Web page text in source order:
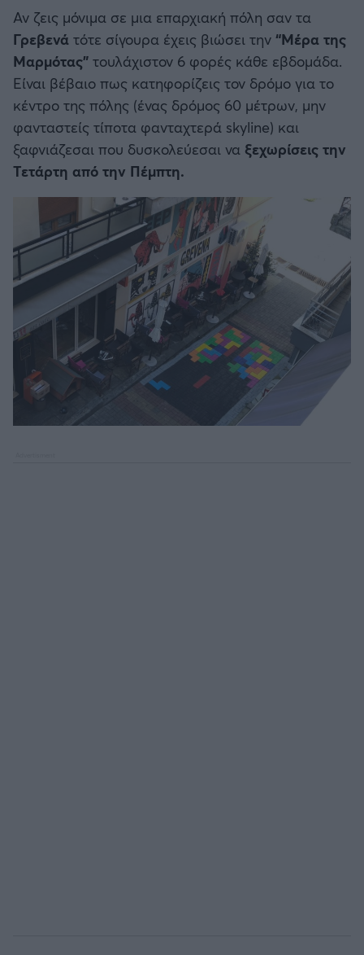
Άρης
Λεβαδειακός
ΟΦΗ
Βόλος
Ατρόμητος Αθηνών
Κηφισιά
Αστέρας Τρίπολης
Παναιτωλικός
Καλαμάτα
Ηρακλής
Συνεντεύξεις
Μεγάλη μου Αγάπη
Μια Ιστορία από την Πόλη
Αν ζεις μόνιμα σε μια επαρχιακή πόλη σαν τα
Γρεβενά τότε σίγουρα έχεις βιώσει την “Μέρα της
Μαρμότας” τουλάχιστον 6 φορές κάθε εβδομάδα.
Είναι βέβαιο πως κατηφορίζεις τον δρόμο για το
κέντρο της πόλης (ένας δρόμος 60 μέτρων, μην
φανταστείς τίποτα φανταχτερά skyline) και
ξαφνιάζεσαι που δυσκολεύεσαι να ξεχωρίσεις την
Τετάρτη από την Πέμπτη.